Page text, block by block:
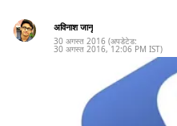
अविनाश जानू
30 अगस्त 2016 (अपडेटेड:
30 अगस्त 2016, 12:06 PM IST)